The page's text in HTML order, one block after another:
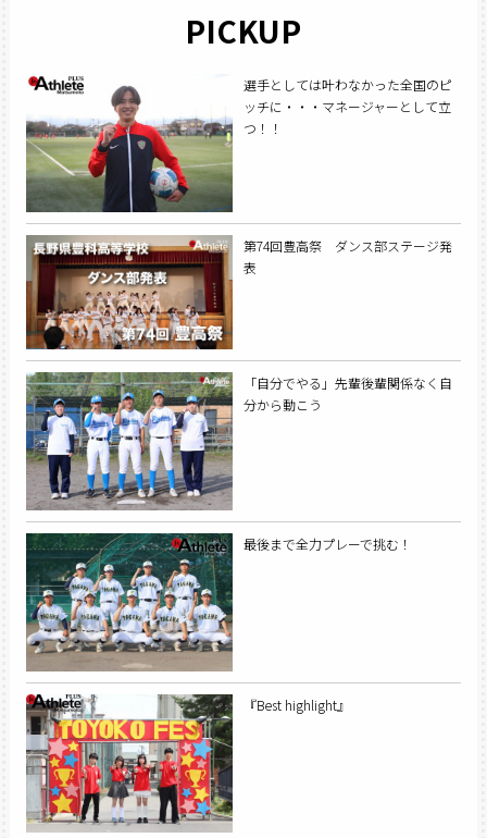
PICKUP
選手としては叶わなかった全国のピ
ッチに・・・マネージャーとして立
つ！！
第74回豊高祭 ダンス部ステージ発
表
「自分でやる」先輩後輩関係なく自
分から動こう
最後まで全力プレーで挑む！
『Best highlight』